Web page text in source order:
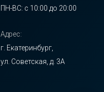
ПН-ВС: с 10:00 до 20:00
Адрес:
г. Екатеринбург,
ул. Советская, д. 3А